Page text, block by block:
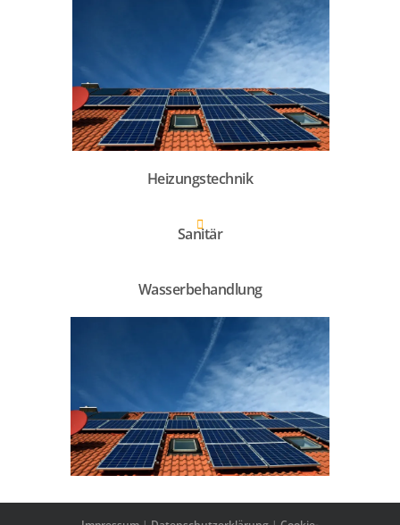
Heizungstechnik
Sanitär
Wasserbehandlung